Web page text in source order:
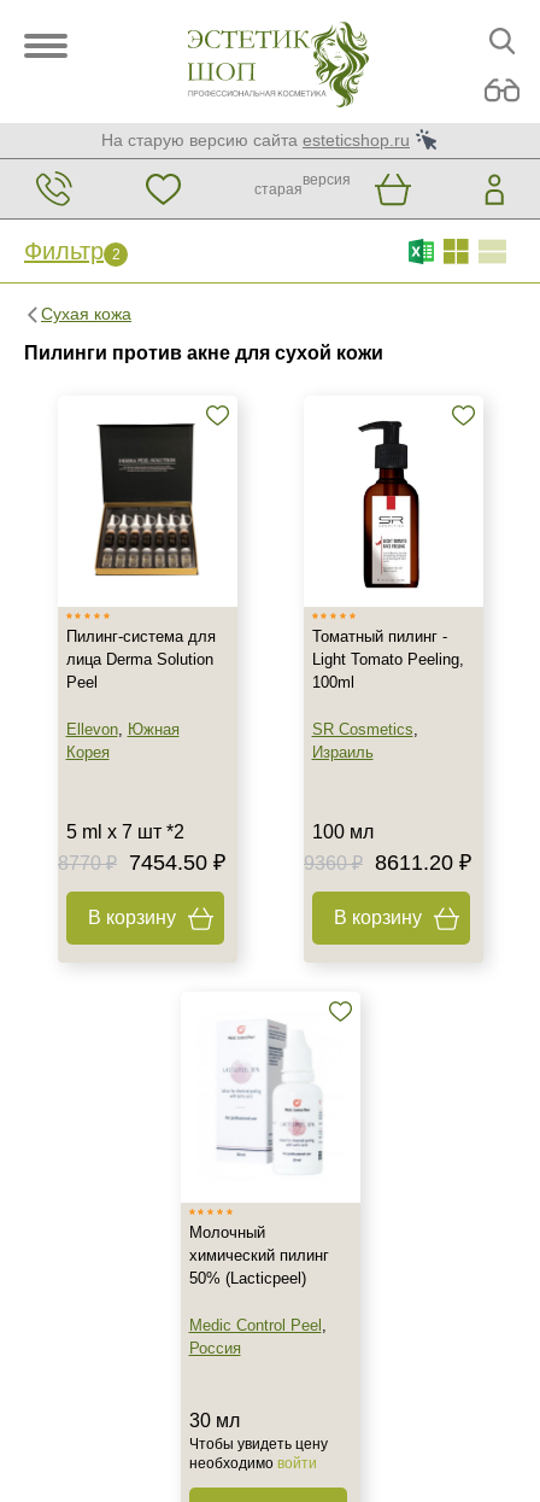
На старую версию сайта esteticshop.ru
старая
версия
Фильтр 2
Сухая кожа
Пилинги против акне для сухой кожи
Фильтр 2 Сброс
SR Cosmetics
Израиль
Южная Корея
Тип товара
Пилинг
Бустер
Тип пилинга
Миндальный
Молочный
Любой возраст (от 18 лет)
Пилинг-система для
лица Derma Solution
Peel
Ellevon, Южная
Корея
5 ml x 7 шт *2
8770 ₽
7454.50 ₽
В корзину
Томатный пилинг -
Light Tomato Peeling,
100ml
SR Cosmetics,
Израиль
100 мл
9360 ₽ 8611.20 ₽
В корзину
Молочный
химический пилинг
50% (Lacticpeel)
Medic Control Peel ,
Россия
30 мл
Чтобы увидеть цену
необходимо войти